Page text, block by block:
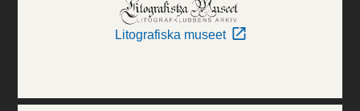
Litografiska museet